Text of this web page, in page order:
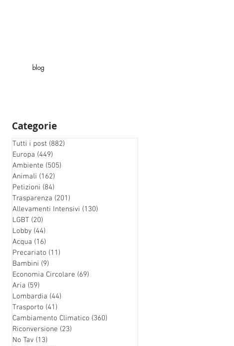
blog
Categorie
Tutti i post (882)
Europa (449)
Ambiente (505)
Animali (162)
Petizioni (84)
Trasparenza (201)
Allevamenti Intensivi (130)
LGBT (20)
Lobby (44)
Acqua (16)
Precariato (11)
Bambini (9)
Economia Circolare (69)
Aria (59)
Lombardia (44)
Trasporto (41)
Cambiamento Climatico (360)
Riconversione (23)
No Tav (13)